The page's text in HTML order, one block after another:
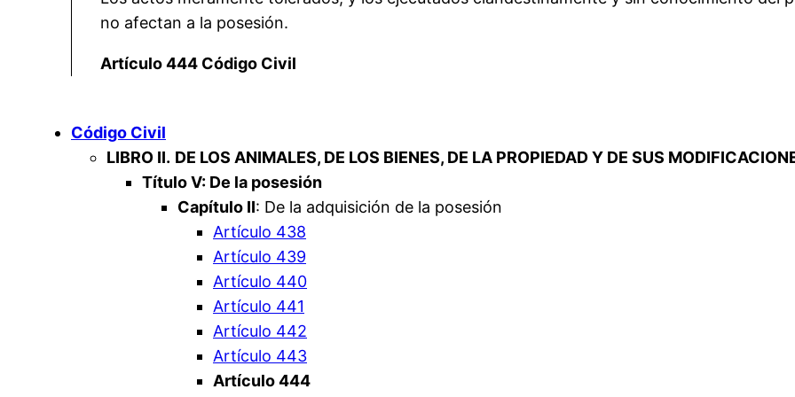
no afectan a la posesión.
Artículo 444 Código Civil
Código Civil
LIBRO II. DE LOS ANIMALES, DE LOS BIENES, DE LA PROPIEDAD Y DE SUS
Título V: De la posesión
Capítulo II: De la adquisición de la posesión
Artículo 438
Artículo 439
Artículo 440
Artículo 441
Artículo 442
Artículo 443
Artículo 444